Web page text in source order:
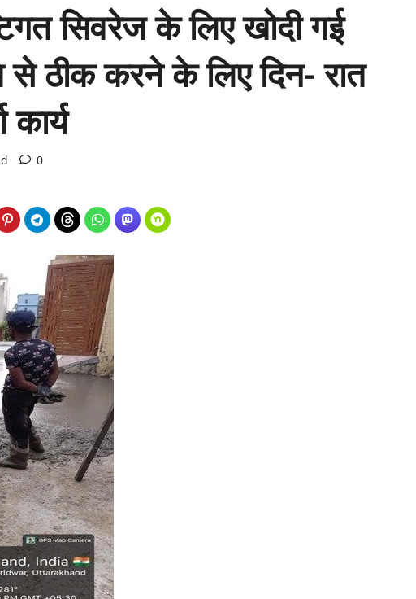
सिवरेज के लिए खोदी गई
से ठीक करने के लिए दिन- रात
कार्य
0